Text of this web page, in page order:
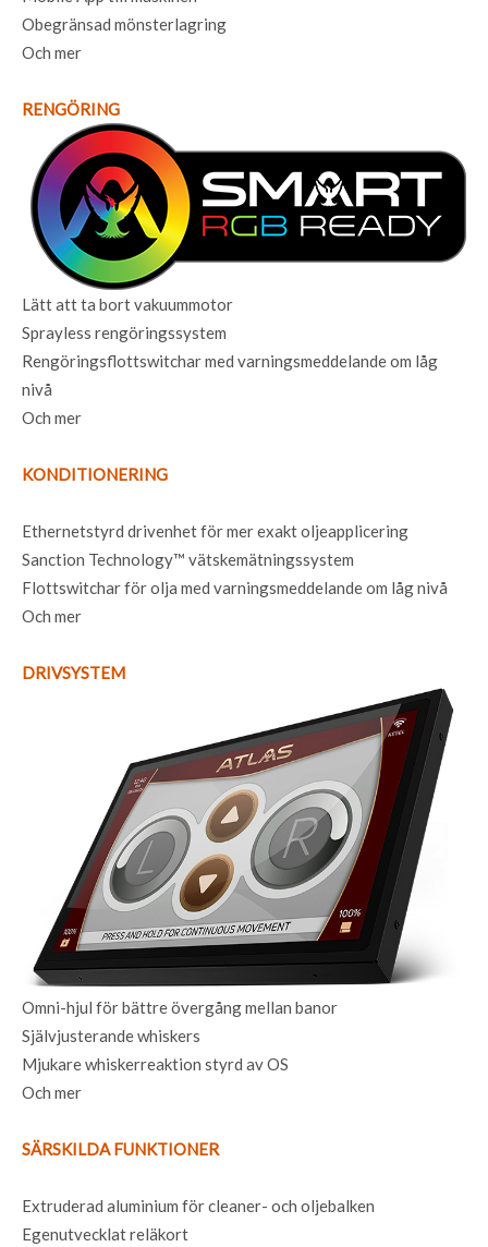
Obegränsad mönsterlagring
Och mer
RENGÖRING
Lätt att ta bort vakuummotor
Sprayless rengöringssystem
Rengöringsflottswitchar med varningsmeddelande om låg
nivå
Och mer
KONDITIONERING
Ethernetstyrd drivenhet för mer exakt oljeapplicering
Sanction Technology™ vätskemätningssystem
Flottswitchar för olja med varningsmeddelande om låg nivå
Och mer
DRIVSYSTEM
Omni-hjul för bättre övergång mellan banor
Självjusterande whiskers
Mjukare whiskerreaktion styrd av OS
Och mer
SÄRSKILDA FUNKTIONER
Extruderad aluminium för cleaner- och oljebalken
Egenutvecklat reläkort